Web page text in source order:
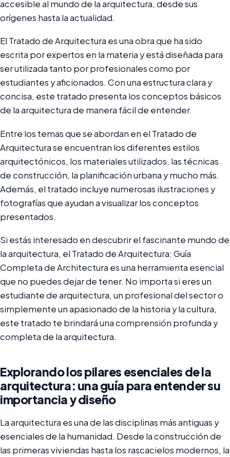
accesible al mundo de la arquitectura, desde sus
orígenes hasta la actualidad.
El Tratado de Arquitectura es una obra que ha sido
escrita por expertos en la materia y está diseñada para
ser utilizada tanto por profesionales como por
estudiantes y aficionados. Con una estructura clara y
concisa, este tratado presenta los conceptos básicos
de la arquitectura de manera fácil de entender.
Entre los temas que se abordan en el Tratado de
Arquitectura se encuentran los diferentes estilos
arquitectónicos, los materiales utilizados, las técnicas
de construcción, la planificación urbana y mucho más.
Además, el tratado incluye numerosas ilustraciones y
fotografías que ayudan a visualizar los conceptos
presentados.
Si estás interesado en descubrir el fascinante mundo de
la arquitectura, el Tratado de Arquitectura: Guía
Completa de Architectura es una herramienta esencial
que no puedes dejar de tener. No importa si eres un
estudiante de arquitectura, un profesional del sector o
simplemente un apasionado de la historia y la cultura,
este tratado te brindará una comprensión profunda y
completa de la arquitectura.
Explorando los pilares esenciales de la
arquitectura: una guía para entender su
importancia y diseño
La arquitectura es una de las disciplinas más antiguas y
esenciales de la humanidad. Desde la construcción de
las primeras viviendas hasta los rascacielos modernos, la